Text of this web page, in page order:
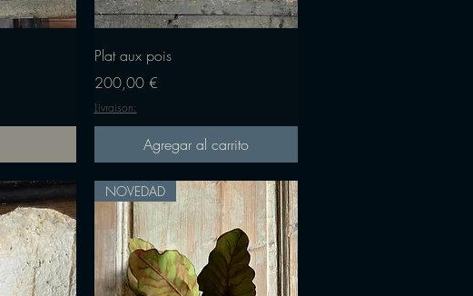
Vista rápida
Plat aux pois
Precio
200,00 €
Livraison:
Agregar al carrito
NOVEDAD